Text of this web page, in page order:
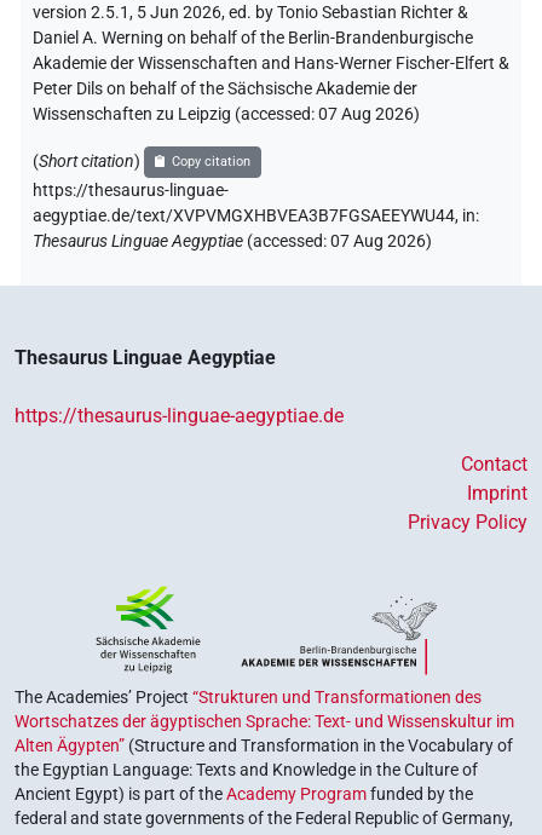
version 2.5.1, 5 Jun 2026, ed. by Tonio Sebastian Richter &
Daniel A. Werning on behalf of the Berlin-Brandenburgische
Akademie der Wissenschaften and Hans-Werner Fischer-Elfert &
Peter Dils on behalf of the Sächsische Akademie der
Wissenschaften zu Leipzig (accessed:07 Aug 2026)
(Short citation) Copy citation
https://thesaurus-linguae-
aegyptiae.de/text/XVPVMGXHBVEA3B7FGSAEEYWU44, in:
Thesaurus Linguae Aegyptiae (accessed:07 Aug 2026)
Thesaurus Linguae Aegyptiae
https://thesaurus-linguae-aegyptiae.de
Contact
Imprint
Privacy Policy
The Academies’ Project “Strukturen und Transformationen des
Wortschatzes der ägyptischen Sprache: Text- und Wissenskultur im
Alten Ägypten” (Structure and Transformation in the Vocabulary of
the Egyptian Language: Texts and Knowledge in the Culture of
Ancient Egypt) is part of theAcademy Programfunded by the
federal and state governments of the Federal Republic of Germany,